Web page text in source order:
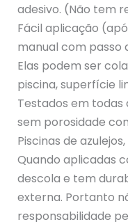
adesivo. (Não tem
Fácil aplicação
manual com passo
Elas podem ser
piscina, superfície
Testados em todas
sem porosidade
Piscinas de
Quando aplicadas
descola e tem
externa. Portanto
responsabilidade